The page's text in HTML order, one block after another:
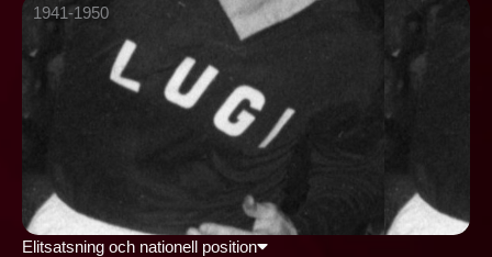
1941-1950
Elitsatsning och nationell position